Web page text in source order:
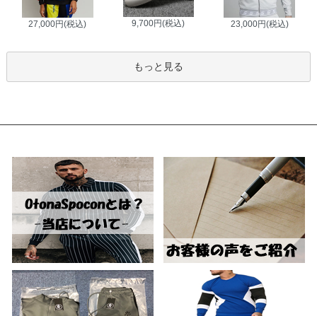
27,000円(税込) 9,700円(税込) 23,000円(税込)
もっと見る